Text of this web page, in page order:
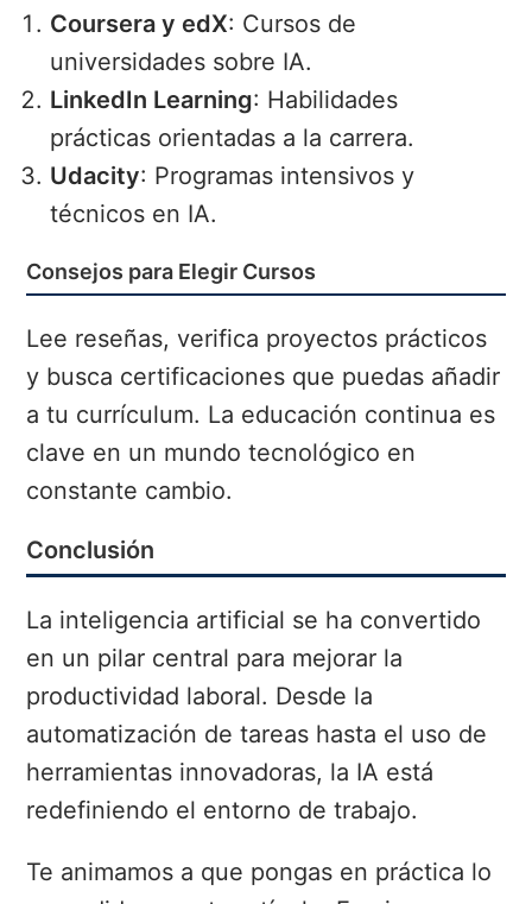
Coursera y edX: Cursos de
universidades sobre IA.
LinkedIn Learning: Habilidades
prácticas orientadas a la carrera.
Udacity: Programas intensivos y
técnicos en IA.
Consejos para Elegir Cursos
Lee reseñas, verifica proyectos prácticos
y busca certificaciones que puedas añadir
a tu currículum. La educación continua es
clave en un mundo tecnológico en
constante cambio.
Conclusión
La inteligencia artificial se ha convertido
en un pilar central para mejorar la
productividad laboral. Desde la
automatización de tareas hasta el uso de
herramientas innovadoras, la IA está
redefiniendo el entorno de trabajo.
Te animamos a que pongas en práctica lo